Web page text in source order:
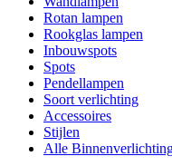
Rotan lampen
Rookglas lampen
Inbouwspots
Spots
Pendellampen
Soort verlichting
Accessoires
Stijlen
Alle